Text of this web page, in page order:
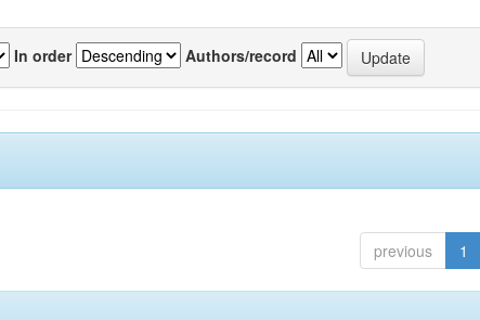
In order Authors/record
previous 1